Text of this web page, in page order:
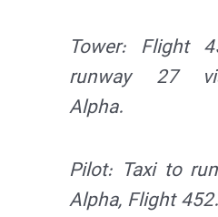
Tower: Flight
runway 27
Alpha.
Pilot: Taxi to
Alpha, Flight 452.